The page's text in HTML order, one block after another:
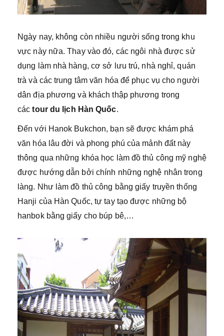
Ngày nay, không còn nhiều người sống trong khu
vực này nữa. Thay vào đó, các ngôi nhà được sử
dụng làm nhà hàng, cơ sở lưu trú, nhà nghỉ, quán
trà và các trung tâm văn hóa để phục vụ cho người
dân địa phương và khách thập phương trong
cáctour du lịch Hàn Quốc.
Đến với Hanok Bukchon, bạn sẽ được khám phá
văn hóa lâu đời và phong phú của mảnh đất này
thông qua những khóa học làm đồ thủ công mỹ nghệ
được hướng dẫn bởi chính những nghệ nhân trong
làng. Như làm đồ thủ công bằng giấy truyền thống
Hanji của Hàn Quốc, tự tay tạo được những bộ
hanbok bằng giấy cho búp bê,…